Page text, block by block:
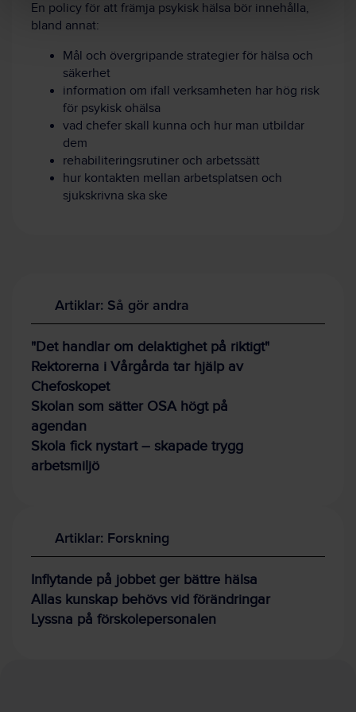
En policy för att främja psykisk hälsa bör innehålla,
bland annat:
Mål och övergripande strategier för hälsa och
säkerhet
information om ifall verksamheten har hög risk
för psykisk ohälsa
vad chefer skall kunna och hur man utbildar
dem
rehabiliteringsrutiner och arbetssätt
hur kontakten mellan arbetsplatsen och
sjukskrivna ska ske
Artiklar: Så gör andra
"Det handlar om delaktighet på riktigt"
Rektorerna i Vårgårda tar hjälp av
Chefoskopet
Skolan som sätter OSA högt på
agendan
Skola fick nystart – skapade trygg
arbetsmiljö
Artiklar: Forskning
Inflytande på jobbet ger bättre hälsa
Allas kunskap behövs vid förändringar
Lyssna på förskolepersonalen